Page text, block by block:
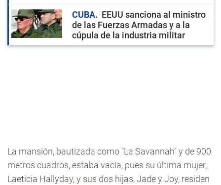
CUBA
EEUU sanciona al ministro
de las Fuerzas Armadas y a la
cúpula de la industria militar
La mansión, bautizada como "La Savannah" y de 900
metros cuadros, estaba vacía, pues su última mujer,
Laeticia Hallyday, y sus dos hijas, Jade y Joy, residen